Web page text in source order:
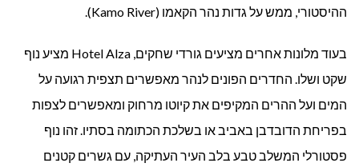
ההיסטורי, ממש על גדות נהר הקאמו (Kamo River).
בעוד מלונות אחרים מציעים גורדי שחקים, Hotel Alza מציע נוף
שקט ושלו. החדרים הפונים לנהר מאפשרים תצפית רגועה על
המים ועל ההרים המקיפים את קיוטו מרחוק ומאפשרים לצפות
בפריחת הדובדבן באביב או בשלכת הכתומה בסתיו. זהו נוף
פסטורלי המשלב טבע בלב העיר העתיקה, עם גשרים קטנים